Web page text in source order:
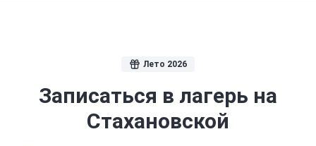
Лето 2026
Записаться в лагерь на
Стахановской